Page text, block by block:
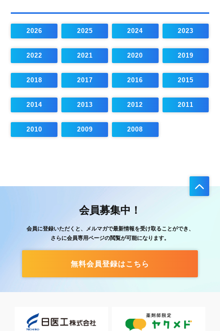
2026 2025 2024 2023
2022 2021 2020 2019
2018 2017 2016 2015
2014 2013 2012 2011
2010 2009 2008
会員募集中！
会員に登録いただくと、メルマガで最新情報を受け取ることができ、
さらに会員専用ページの閲覧が可能になります。
無料会員登録はこちら